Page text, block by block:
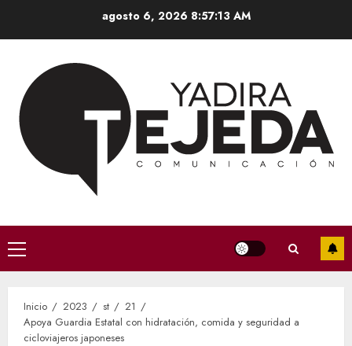
agosto 6, 2026 8:57:14 AM
Menú
principal
Inicio 2023 st
21
Apoya Guardia Estatal con hidratación, comida y seguridad a
cicloviajeros japoneses